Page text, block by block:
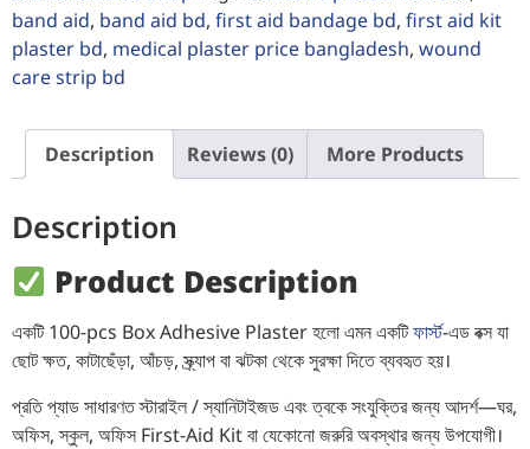
band aid, band aid bd, first aid bandage bd, first aid kit
plaster bd, medical plaster price bangladesh, wound
care strip bd
Description Reviews (0) More Products
Description
Product Description
একটি 100-pcs Box Adhesive Plaster হলো এমন একটিফার্স্ট-এড বক্স যা
ছোট ক্ষত, কাটাছেঁড়া, আঁচড়, স্ক্র্যাপ বা ঝটকা থেকে সুরক্ষা দিতে ব্যবহৃত হয়।
প্রতি প্যাড সাধারণত স্টারাইল / স্যানিটাইজড এবং ত্বকে সংযুক্তির জন্য আদর্শ—ঘর,
অফিস, স্কুল, অফিস First-Aid Kit বা যেকোনো জরুরি অবস্থার জন্য উপযোগী।